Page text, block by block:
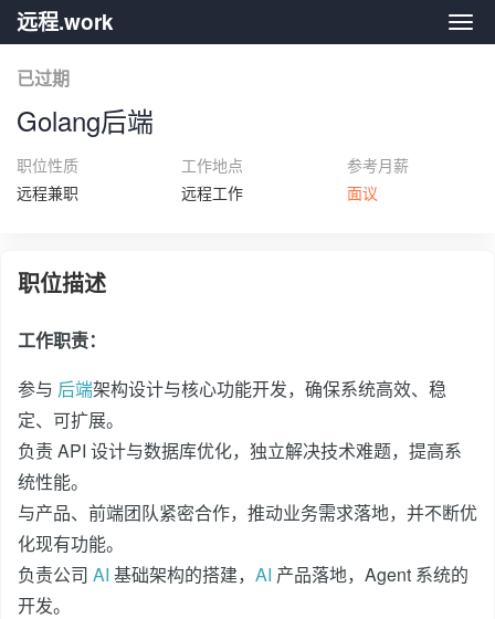
远
远程.work
已过期
Golang后端
职位性质
远程兼职
工作地点
远程工作
参考月薪
面议
职位描述
工作职责：
参与 后端架构设计与核心功能开发，确保系统高效、稳
定、可扩展。
负责 API 设计与数据库优化，独立解决技术难题，提高系
统性能。
与产品、前端团队紧密合作，推动业务需求落地，并不断优
化现有功能。
负责公司 AI 基础架构的搭建， AI 产品落地，Agent 系统的
开发。